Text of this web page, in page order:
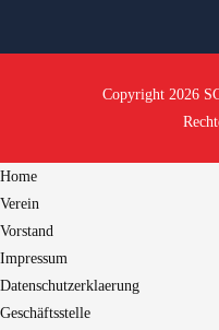
Copyright 2026
Home
Verein
Vorstand
Impressum
Datenschutzerklaerung
Geschäftsstelle